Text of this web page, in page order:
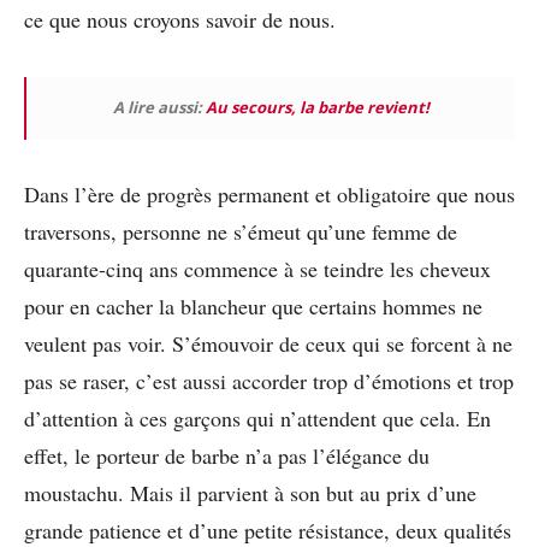
ce que nous croyons savoir de nous.
A lire aussi:Au secours, la barbe revient!
Dans l’ère de progrès permanent et obligatoire que nous
traversons, personne ne s’émeut qu’une femme de
quarante-cinq ans commence à se teindre les cheveux
pour en cacher la blancheur que certains hommes ne
veulent pas voir. S’émouvoir de ceux qui se forcent à ne
pas se raser, c’est aussi accorder trop d’émotions et trop
d’attention à ces garçons qui n’attendent que cela. En
effet, le porteur de barbe n’a pas l’élégance du
moustachu. Mais il parvient à son but au prix d’une
grande patience et d’une petite résistance, deux qualités